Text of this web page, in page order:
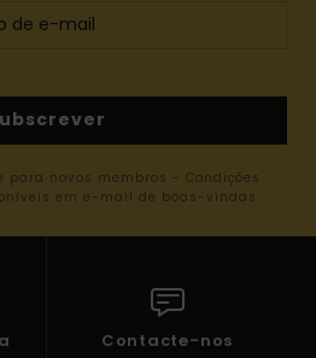
novos membros - Condições
em e-mail de boas-vindas
Contacte-nos